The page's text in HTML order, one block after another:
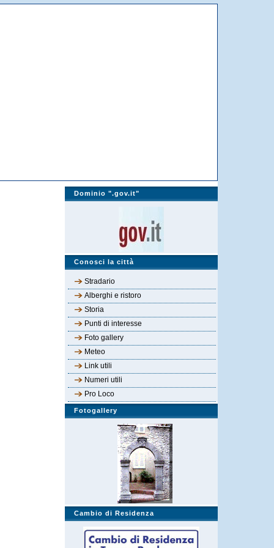
Dominio ".gov.it"
Conosci la città
Stradario
Alberghi e ristoro
Storia
Punti di interesse
Foto gallery
Meteo
Link utili
Numeri utili
Pro Loco
Fotogallery
Cambio di Residenza